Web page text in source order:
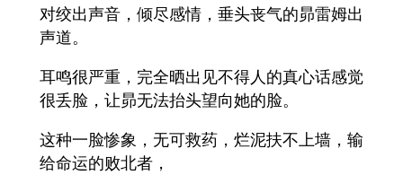
对绞出声音，倾尽感情，垂头丧气的昴雷姆出
声道。
耳鸣很严重，完全晒出见不得人的真心话感觉
很丢脸，让昴无法抬头望向她的脸。
这种一脸惨象，无可救药，烂泥扶不上墙，输
给命运的败北者，